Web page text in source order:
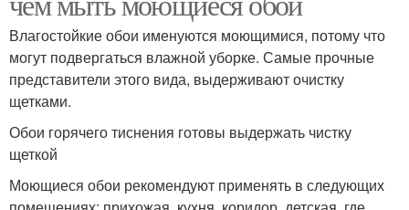
Влагостойкие обои именуются моющимися, потому что
могут подвергаться влажной уборке. Самые прочные
представители этого вида, выдерживают очистку
щетками.
Обои горячего тиснения готовы выдержать чистку
щеткой
Моющиеся обои рекомендуют применять в следующих